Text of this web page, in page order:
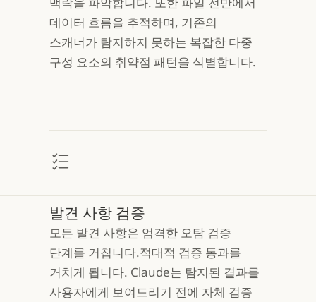
데이터 흐름을 추적하며, 기존의
스캐너가 탐지하지 못하는 복잡한 다중
구성 요소의 취약점 패턴을 식별합니다.
발견 사항 검증
모든 발견 사항은 엄격한 오탐 검증
단계를 거칩니다.적대적 검증 통과를
거치게 됩니다. Claude는 탐지된 결과를
사용자에게 보여드리기 전에 자체 검증